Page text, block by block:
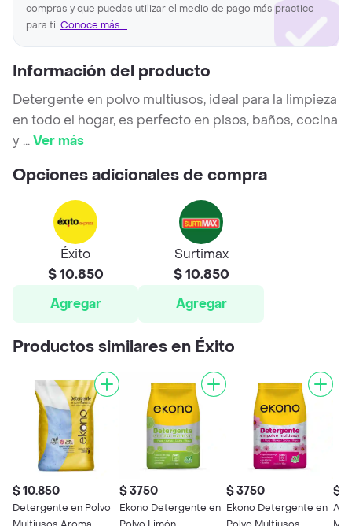
compras y que puedas utilizar el medio de pago más practico
para ti. Conoce más...
Información del producto
Detergente en polvo multiusos, ideal para la limpieza
en todo el hogar, es perfecto en pisos, baños, cocina
y ...Ver más
Opciones adicionales de compra
Éxito
$ 10.850
Agregar
Surtimax
$ 10.850
Agregar
Productos similares en Éxito
$ 10.850
Detergente en Polvo
$ 3750
Ekono Detergente en
$ 3750
Ekono Detergente en
$
As